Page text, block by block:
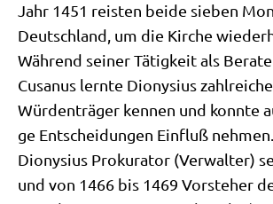
Jahr 1451 rei­sten bei­de sie­ben
Deutsch­land, um die Kir­che
Wäh­rend sei­ner Tätig­keit als
Cus­a­nus lern­te Dio­ny­si­us
Wür­den­trä­ger ken­nen und konn­te
ge Ent­schei­dun­gen Ein­fluß
Dio­ny­si­us Pro­ku­ra­tor (Ver­wal­ter)
und von 1466 bis 1469 Vor­ste­her